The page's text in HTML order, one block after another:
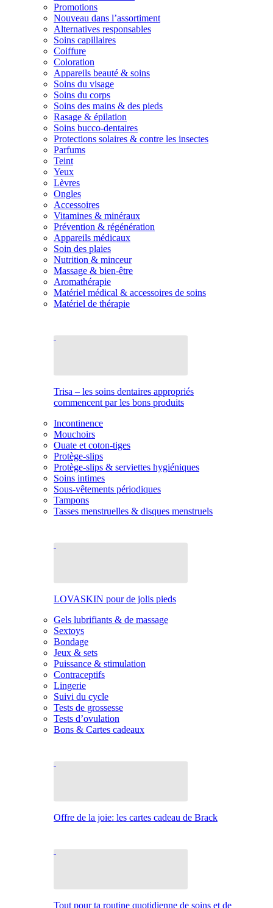
Promotions
Nouveau dans l’assortiment
Alternatives responsables
Soins capillaires
Coiffure
Coloration
Appareils beauté & soins
Soins du visage
Soins du corps
Soins des mains & des pieds
Rasage & épilation
Soins bucco-dentaires
Protections solaires & contre les insectes
Parfums
Teint
Yeux
Lèvres
Ongles
Accessoires
Vitamines & minéraux
Prévention & régénération
Appareils médicaux
Soin des plaies
Nutrition & minceur
Massage & bien-être
Aromathérapie
Matériel médical & accessoires de soins
Matériel de thérapie
Trisa – les soins dentaires appropriés
commencent par les bons produits
Incontinence
Mouchoirs
Ouate et coton-tiges
Protège-slips
Protège-slips & serviettes hygiéniques
Soins intimes
Sous-vêtements périodiques
Tampons
Tasses menstruelles & disques menstruels
LOVASKIN pour de jolis pieds
Gels lubrifiants & de massage
Sextoys
Bondage
Jeux & sets
Puissance & stimulation
Contraceptifs
Lingerie
Suivi du cycle
Tests de grossesse
Tests d’ovulation
Bons & Cartes cadeaux
Offre de la joie: les cartes cadeau de Brack
Tout pour ta routine quotidienne de soins et de